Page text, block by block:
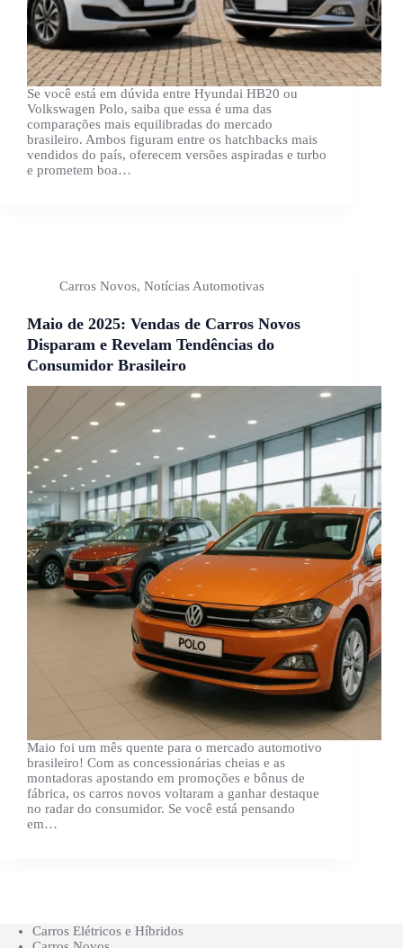
Se você está em dúvida entre Hyundai HB20 ou
Volkswagen Polo, saiba que essa é uma das
comparações mais equilibradas do mercado
brasileiro. Ambos figuram entre os hatchbacks mais
vendidos do país, oferecem versões aspiradas e turbo
e prometem boa…
Carros Novos,Notícias Automotivas
Maio de 2025: Vendas de Carros Novos
Disparam e Revelam Tendências do
Consumidor Brasileiro
Maio foi um mês quente para o mercado automotivo
brasileiro! Com as concessionárias cheias e as
montadoras apostando em promoções e bônus de
fábrica, os carros novos voltaram a ganhar destaque
no radar do consumidor. Se você está pensando
em…
Carros Elétricos e Híbridos